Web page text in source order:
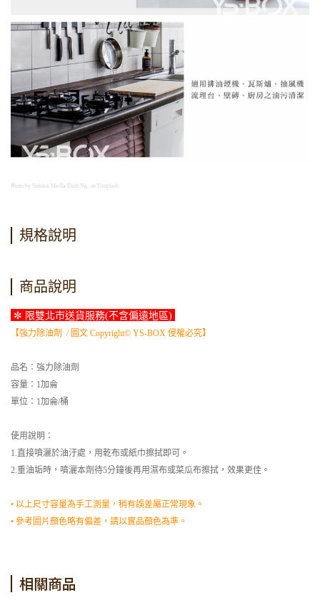
Photo by Sidekix Media/Dinh Ng. on Unsplash
規格說明
商品說明
✼ 限雙北市送貨服務(不含偏遠地區)
【強力除油劑 / 圖文 Copyright© YS-BOX 侵權必究】
品名：強力除油劑
容量：1加侖
單位：1加侖/桶
使用說明：
1.直接噴灑於油汙處，用乾布或紙巾擦拭即可。
2.重油垢時，噴灑本劑待5分鐘後再用濕布或菜瓜布擦拭，效果更佳。
• 以上尺寸容量為手工測量，稍有誤差屬正常現象。
• 參考圖片顏色略有偏差，請以實品顏色為準。
相關商品